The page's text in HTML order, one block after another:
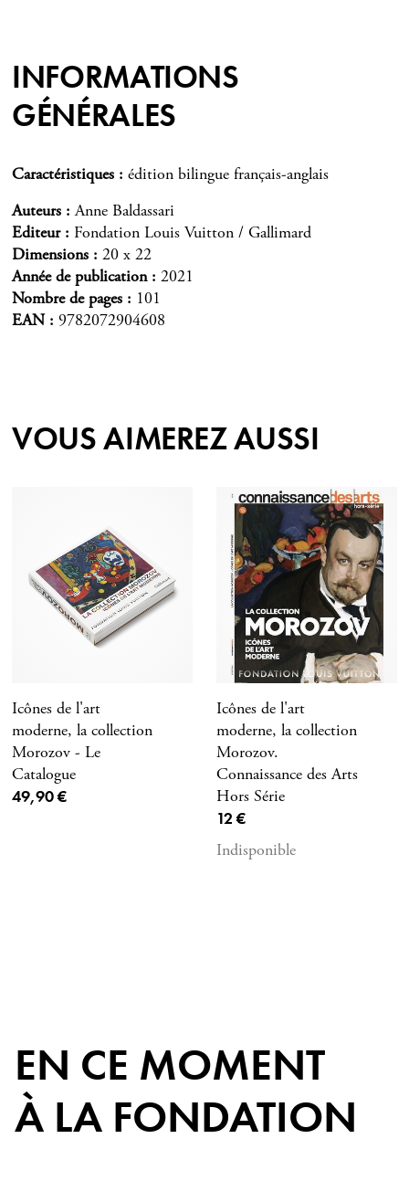
INFORMATIONS
GÉNÉRALES
Caractéristiques
édition bilingue français-anglais
Auteurs
Anne Baldassari
Editeur
Fondation Louis Vuitton / Gallimard
Dimensions
20 x 22
Année de publication
2021
Nombre de pages
101
EAN
9782072904608
VOUS AIMEREZ AUSSI
Icônes de l'art
moderne, la collection
Morozov - Le
Catalogue
Prix ​​actuel
49,90 €
Icônes de l'art
moderne, la collection
Morozov.
Connaissance des Arts
Hors Série
Prix ​​actuel
12 €
Indisponible
EN CE MOMENT
À LA FONDATION